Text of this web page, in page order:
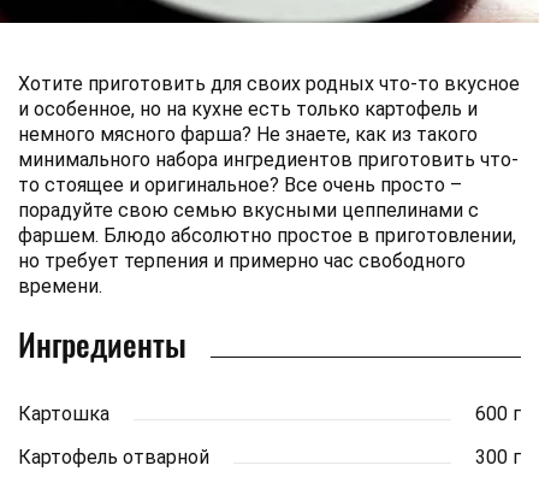
Хотите приготовить для своих родных что-то вкусное
и особенное, но на кухне есть только картофель и
немного мясного фарша? Не знаете, как из такого
минимального набора ингредиентов приготовить что-
то стоящее и оригинальное? Все очень просто –
порадуйте свою семью вкусными цеппелинами с
фаршем. Блюдо абсолютно простое в приготовлении,
но требует терпения и примерно час свободного
времени.
Ингредиенты
Картошка
600 г
Картофель отварной
300 г